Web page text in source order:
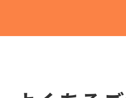
談があった場合には、適切かつ迅速
実現のため、個人情報の取扱いに関す